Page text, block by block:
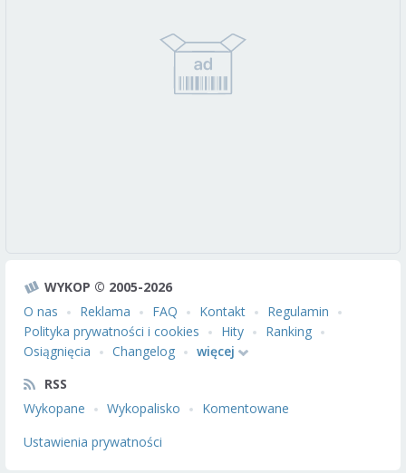
WYKOP © 2005-2026
O nas
Reklama FAQ Kontakt
Regulamin
Polityka prywatności i cookies
Hity
Ranking
Osiągnięcia
Changelog
więcej
RSS
Wykopane
Wykopalisko
Komentowane
Ustawienia prywatności